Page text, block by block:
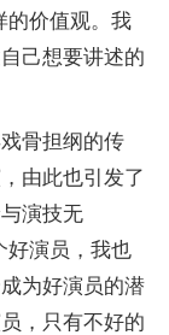
的价值观。我
己想要讲述的
骨担纲的传
由此也引发了
演技无
好演员，我也
为好演员的潜
，只有不好的